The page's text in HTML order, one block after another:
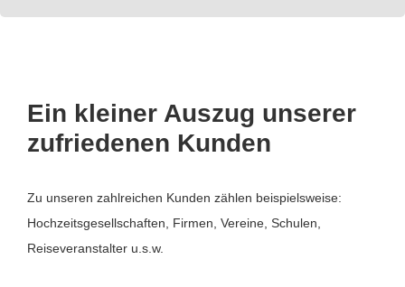
Ein kleiner Auszug unserer
zufriedenen Kunden
Zu unseren zahlreichen Kunden zählen beispielsweise:
Hochzeitsgesellschaften, Firmen, Vereine, Schulen,
Reiseveranstalter u.s.w.